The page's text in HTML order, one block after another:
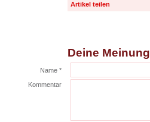
Artikel teilen
Deine Meinung
Name *
Kommentar